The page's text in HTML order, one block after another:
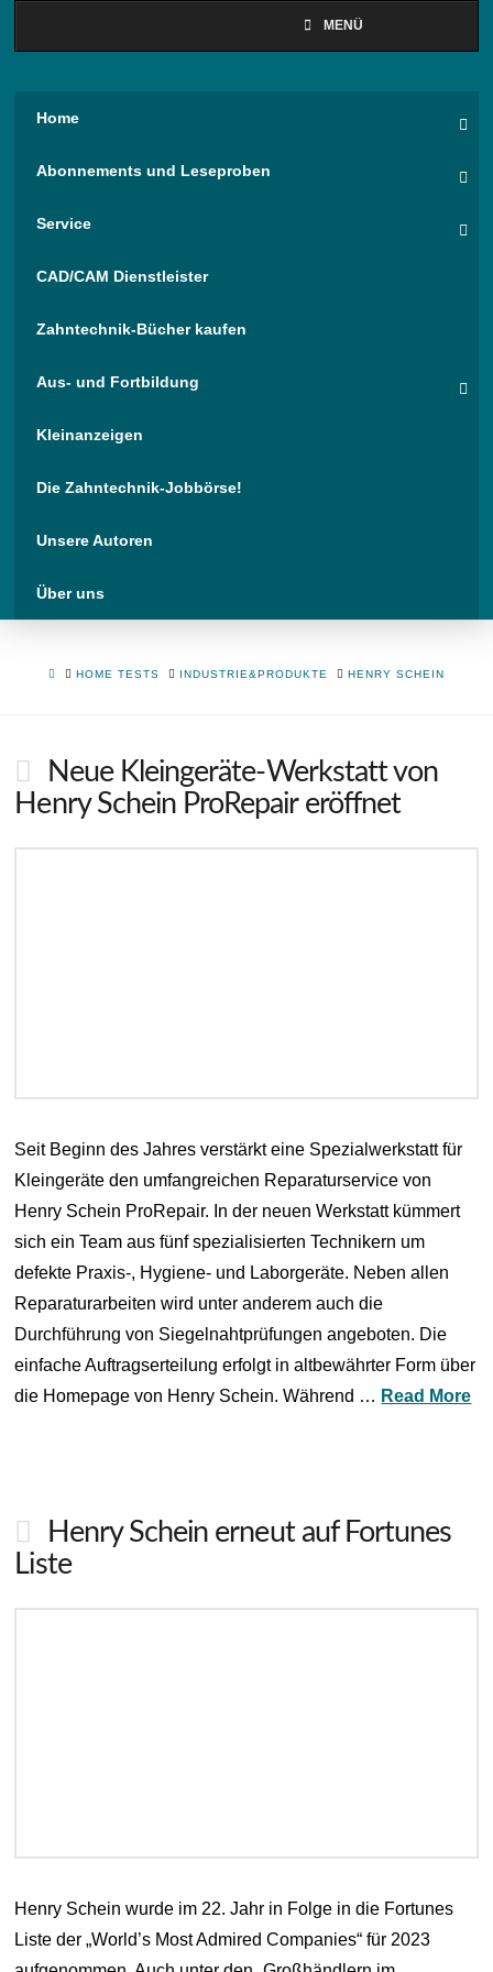
MENÜ
Home
Abonnements und Leseproben
Service
CAD/CAM Dienstleister
Zahntechnik-Bücher kaufen
Aus- und Fortbildung
Kleinanzeigen
Die Zahntechnik-Jobbörse!
Unsere Autoren
Über uns
HOMEHOME TESTS INDUSTRIE&PRODUKTE HENRY SCHEIN
Neue Kleingeräte-Werkstatt von
Henry Schein ProRepair eröffnet
Seit Beginn des Jahres verstärkt eine Spezialwerkstatt für
Kleingeräte den umfangreichen Reparaturservice von
Henry Schein ProRepair. In der neuen Werkstatt kümmert
sich ein Team aus fünf spezialisierten Technikern um
defekte Praxis-, Hygiene- und Laborgeräte. Neben allen
Reparaturarbeiten wird unter anderem auch die
Durchführung von Siegelnahtprüfungen angeboten. Die
einfache Auftragserteilung erfolgt in altbewährter Form über
die Homepage von Henry Schein. Während … Read More
Henry Schein erneut auf Fortunes
Liste
Henry Schein wurde im 22. Jahr in Folge in die Fortunes
Liste der „World’s Most Admired Companies“ für 2023